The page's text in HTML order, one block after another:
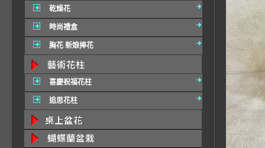
乾燥花
時尚禮盒
胸花 新娘捧花
喜慶祝福花柱
追思花柱